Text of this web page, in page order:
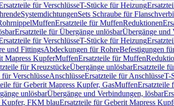
für VerschlüsseT-Stücke für Heizung
SystemdichtungenSets Schraube für
MuffenErsatzteile für MuffenReduktionen
Ersatzteile für Übergänge unlösbarÜbergänge und
für VerschlüsseT-Stücke für Heizung
und FittingsAbdeckungen für RohreBefestigungen
Mapress KupferMuffenErsatzteile für Muffen
für KreuzstückeÜbergänge unlösbarErsatzteile
VerschlüsseAnschlüsseErsatzteile für AnschlüsseT-
für Geberit Mapress Kupfer, GasMuffenErsatzteile
unlösbarÜbergänge und Verbindungen, lösbar
Kupfer, FKM blauErsatzteile für Geberit Mapress